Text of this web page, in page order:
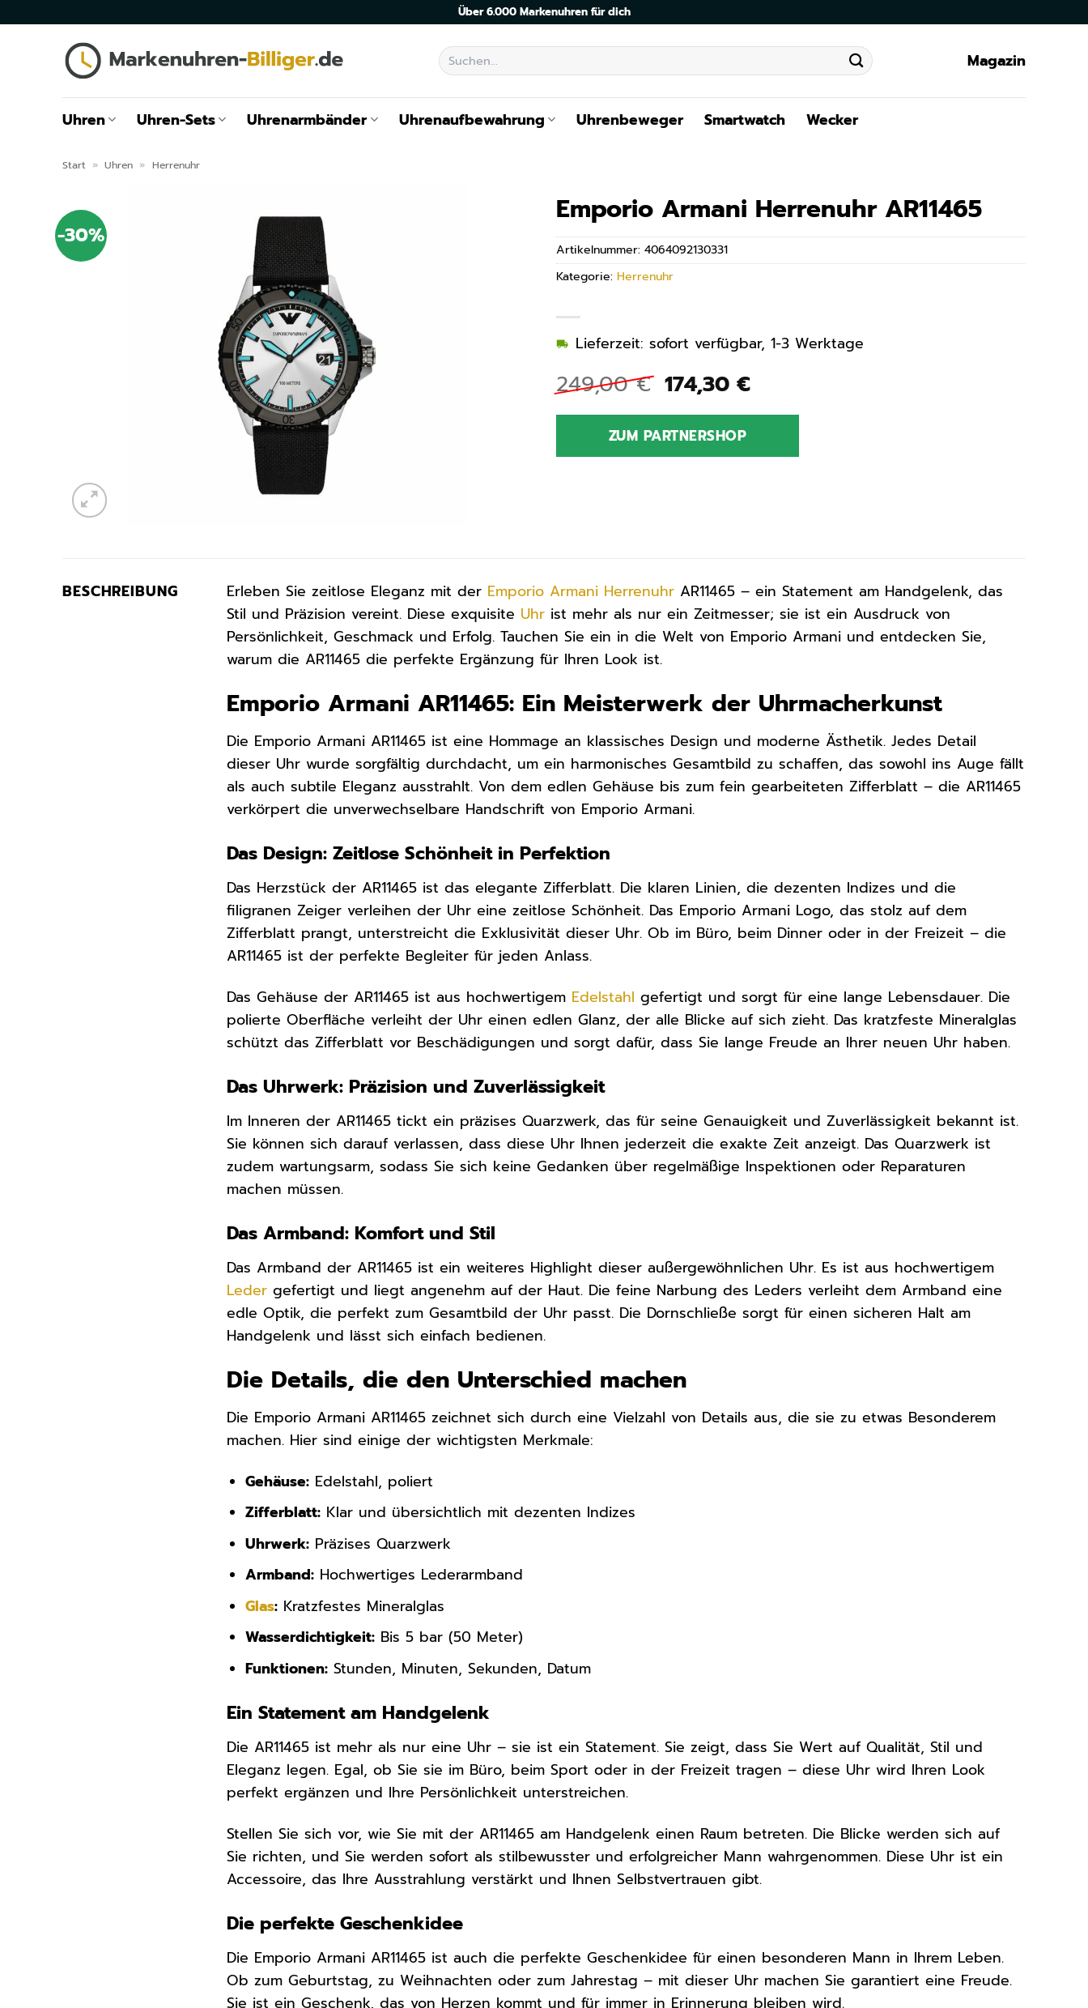
Über 6.000 Markenuhren für dich
Suchen
nach:
Magazin
Uhren Uhren-Sets Uhrenarmbänder Uhrenaufbewahrung Uhrenbeweger Smartwatch Wecker
Start » Uhren » Herrenuhr
-30%
Emporio Armani Herrenuhr AR11465
249,00€ Ursprünglicher
Preis
war:
249,00 €
174,30 €Aktueller
ist:
Lieferzeit: sofort verfügbar, 1-3 Werktage
ZUM PARTNERSHOP
Artikelnummer: 4064092130331
Kategorie: Herrenuhr
BESCHREIBUNG Erleben Sie zeitlose Eleganz mit der Emporio Armani Herrenuhr AR11465 – ein Statement am Handgelenk, das
Stil und Präzision vereint. Diese exquisite Uhr ist mehr als nur ein Zeitmesser; sie ist ein Ausdruck von
Persönlichkeit, Geschmack und Erfolg. Tauchen Sie ein in die Welt von Emporio Armani und entdecken Sie,
warum die AR11465 die perfekte Ergänzung für Ihren Look ist.
Emporio Armani AR11465: Ein Meisterwerk der Uhrmacherkunst
Die Emporio Armani AR11465 ist eine Hommage an klassisches Design und moderne Ästhetik. Jedes Detail
dieser Uhr wurde sorgfältig durchdacht, um ein harmonisches Gesamtbild zu schaffen, das sowohl ins Auge fällt
als auch subtile Eleganz ausstrahlt. Von dem edlen Gehäuse bis zum fein gearbeiteten Zifferblatt – die AR11465
verkörpert die unverwechselbare Handschrift von Emporio Armani.
Das Design: Zeitlose Schönheit in Perfektion
Das Herzstück der AR11465 ist das elegante Zifferblatt. Die klaren Linien, die dezenten Indizes und die
filigranen Zeiger verleihen der Uhr eine zeitlose Schönheit. Das Emporio Armani Logo, das stolz auf dem
Zifferblatt prangt, unterstreicht die Exklusivität dieser Uhr. Ob im Büro, beim Dinner oder in der Freizeit – die
AR11465 ist der perfekte Begleiter für jeden Anlass.
Das Gehäuse der AR11465 ist aus hochwertigem Edelstahl gefertigt und sorgt für eine lange Lebensdauer. Die
polierte Oberfläche verleiht der Uhr einen edlen Glanz, der alle Blicke auf sich zieht. Das kratzfeste Mineralglas
schützt das Zifferblatt vor Beschädigungen und sorgt dafür, dass Sie lange Freude an Ihrer neuen Uhr haben.
Das Uhrwerk: Präzision und Zuverlässigkeit
Im Inneren der AR11465 tickt ein präzises Quarzwerk, das für seine Genauigkeit und Zuverlässigkeit bekannt ist.
Sie können sich darauf verlassen, dass diese Uhr Ihnen jederzeit die exakte Zeit anzeigt. Das Quarzwerk ist
zudem wartungsarm, sodass Sie sich keine Gedanken über regelmäßige Inspektionen oder Reparaturen
machen müssen.
Das Armband: Komfort und Stil
Das Armband der AR11465 ist ein weiteres Highlight dieser außergewöhnlichen Uhr. Es ist aus hochwertigem
Leder gefertigt und liegt angenehm auf der Haut. Die feine Narbung des Leders verleiht dem Armband eine
edle Optik, die perfekt zum Gesamtbild der Uhr passt. Die Dornschließe sorgt für einen sicheren Halt am
Handgelenk und lässt sich einfach bedienen.
Die Details, die den Unterschied machen
Die Emporio Armani AR11465 zeichnet sich durch eine Vielzahl von Details aus, die sie zu etwas Besonderem
machen. Hier sind einige der wichtigsten Merkmale:
Gehäuse: Edelstahl, poliert
Zifferblatt: Klar und übersichtlich mit dezenten Indizes
Uhrwerk: Präzises Quarzwerk
Armband: Hochwertiges Lederarmband
Glas: Kratzfestes Mineralglas
Wasserdichtigkeit: Bis 5 bar (50 Meter)
Funktionen: Stunden, Minuten, Sekunden, Datum
Ein Statement am Handgelenk
Die AR11465 ist mehr als nur eine Uhr – sie ist ein Statement. Sie zeigt, dass Sie Wert auf Qualität, Stil und
Eleganz legen. Egal, ob Sie sie im Büro, beim Sport oder in der Freizeit tragen – diese Uhr wird Ihren Look
perfekt ergänzen und Ihre Persönlichkeit unterstreichen.
Stellen Sie sich vor, wie Sie mit der AR11465 am Handgelenk einen Raum betreten. Die Blicke werden sich auf
Sie richten, und Sie werden sofort als stilbewusster und erfolgreicher Mann wahrgenommen. Diese Uhr ist ein
Accessoire, das Ihre Ausstrahlung verstärkt und Ihnen Selbstvertrauen gibt.
Die perfekte Geschenkidee
Die Emporio Armani AR11465 ist auch die perfekte Geschenkidee für einen besonderen Mann in Ihrem Leben.
Ob zum Geburtstag, zu Weihnachten oder zum Jahrestag – mit dieser Uhr machen Sie garantiert eine Freude.
Sie ist ein Geschenk, das von Herzen kommt und für immer in Erinnerung bleiben wird.